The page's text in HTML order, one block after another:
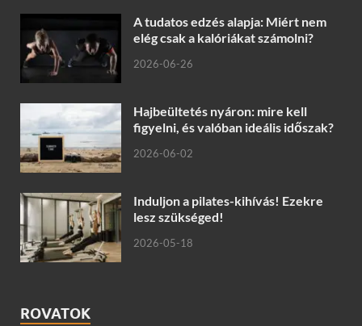
A tudatos edzés alapja: Miért nem
elég csak a kalóriákat számolni?
2026-06-26
Hajbeültetés nyáron: mire kell
figyelni, és valóban ideális időszak?
2026-06-02
Induljon a pilates-kihívás! Ezekre
lesz szükséged!
2026-05-18
ROVATOK